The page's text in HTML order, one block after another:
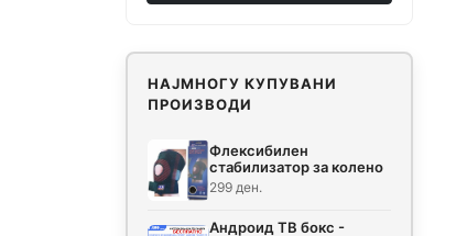
НАЈМНОГУ КУПУВАНИ
ПРОИЗВОДИ
Флексибилен
стабилизатор за колено
299 ден.
Андроид ТВ бокс -